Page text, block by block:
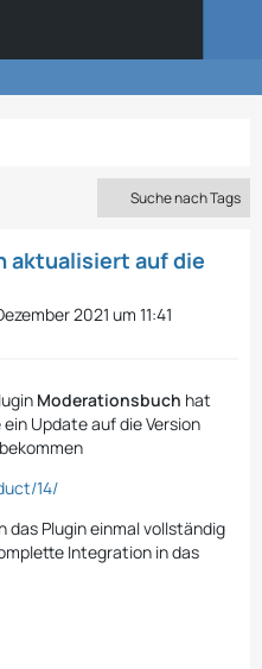
Suche nach Tags
aktualisiert auf die
2021 um 11:41
Moderationsbuch hat
Update auf die Version
14/
das Plugin einmal vollständig
Integration in das